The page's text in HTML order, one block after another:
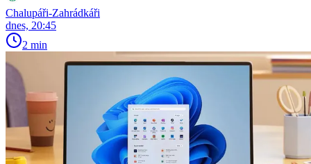
Chalupáři-Zahrádkáři
dnes, 20:45
2 min